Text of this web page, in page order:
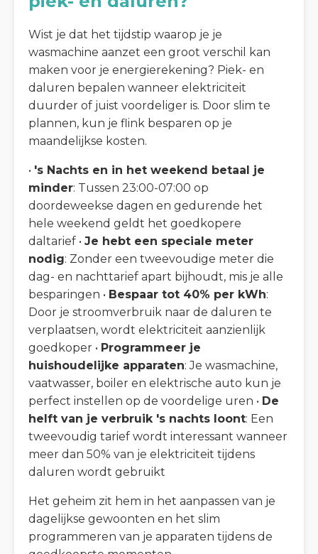
Wist je dat het tijdstip waarop je je
wasmachine aanzet een groot verschil kan
maken voor je energierekening? Piek- en
daluren bepalen wanneer elektriciteit
duurder of juist voordeliger is. Door slim te
plannen, kun je flink besparen op je
maandelijkse kosten.
• 's Nachts en in het weekend betaal je
minder: Tussen 23:00-07:00 op
doordeweekse dagen en gedurende het
hele weekend geldt het goedkopere
daltarief • Je hebt een speciale meter
nodig: Zonder een tweevoudige meter die
dag- en nachttarief apart bijhoudt, mis je alle
besparingen • Bespaar tot 40% per kWh:
Door je stroomverbruik naar de daluren te
verplaatsen, wordt elektriciteit aanzienlijk
goedkoper • Programmeer je
huishoudelijke apparaten: Je wasmachine,
vaatwasser, boiler en elektrische auto kun je
perfect instellen op de voordelige uren • De
helft van je verbruik 's nachts loont: Een
tweevoudig tarief wordt interessant wanneer
meer dan 50% van je elektriciteit tijdens
daluren wordt gebruikt
Het geheim zit hem in het aanpassen van je
dagelijkse gewoonten en het slim
programmeren van je apparaten tijdens de